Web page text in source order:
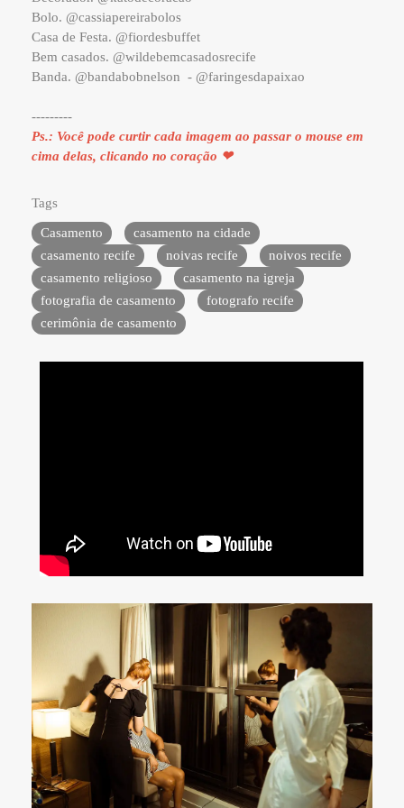
Bolo. @cassiapereirabolos
Casa de Festa. @fiordesbuffet
Bem casados. @wildebemcasadosrecife
Banda. @bandabobnelson - @faringesdapaixao
---------
Ps.: Você pode curtir cada imagem ao passar o mouse em
cima delas, clicando no coração ❤
Tags
Casamento
casamento na cidade
casamento recife
noivas recife
noivos recife
casamento religioso
casamento na igreja
fotografia de casamento
fotografo recife
cerimônia de casamento